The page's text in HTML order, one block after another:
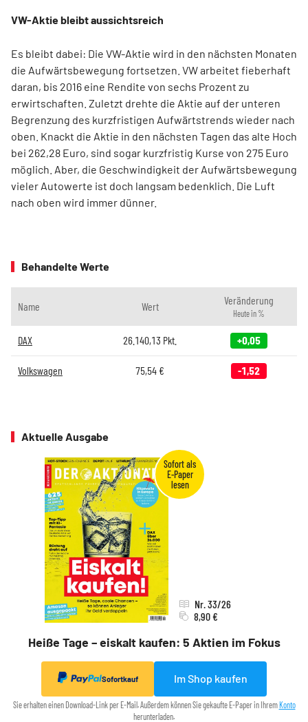
VW-Aktie bleibt aussichtsreich
Es bleibt dabei: Die VW-Aktie wird in den nächsten Monaten
die Aufwärtsbewegung fortsetzen. VW arbeitet fieberhaft
daran, bis 2016 eine Rendite von sechs Prozent zu
erwirtschaften. Zuletzt drehte die Aktie auf der unteren
Begrenzung des kurzfristigen Aufwärtstrends wieder nach
oben. Knackt die Aktie in den nächsten Tagen das alte Hoch
bei 262,28 Euro, sind sogar kurzfristig Kurse von 275 Euro
möglich. Aber, die Geschwindigkeit der Aufwärtsbewegung
vieler Autowerte ist doch langsam bedenklich. Die Luft
nach oben wird immer dünner.
Behandelte Werte
Name Wert Veränderung
Heute in %
DAX 26.140,13 Pkt. +0,05
Volkswagen 75,54 € -1,52
Aktuelle Ausgabe
Heiße Tage – eiskalt kaufen: 5 Aktien im Fokus
Nr. 33/26
8,90 €
Sofortkauf Im Shop kaufen
Sie erhalten einen Download-Link per E-Mail. Außerdem können Sie gekaufte E-Paper in IhremKonto
herunterladen.